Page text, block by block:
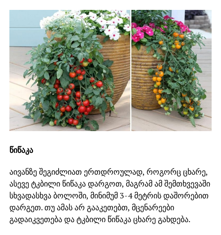
წიწაკა
აივანზე შეგიძლიათ ერთდროულად, როგორც ცხარე,
ასევე ტკბილი წიწაკა დარგოთ, მაგრამ ამ შემთხვევაში
სხვადასხვა ბოლოში, მინიმუმ 3-4 მეტრის დაშორებით
დარგეთ. თუ ამას არ გააკეთებთ, მცენარეები
გადაიკვეთება და ტკბილი წიწაკა ცხარე გახდება.